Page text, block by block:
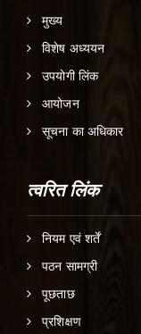
मुख्य
विशेष अध्ययन
उपयोगी लिंक
आयोजन
सूचना का अधिकार
त्वरित लिंक
नियम एवं शर्तें
पठन सामग्री
पूछताछ
प्रशिक्षण